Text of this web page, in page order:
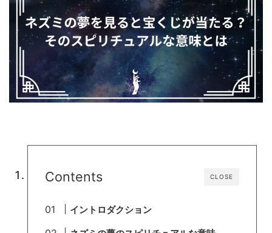
CLOSE
Contents
イントロダクション